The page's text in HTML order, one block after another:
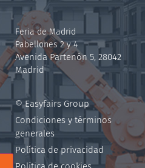
Feria de Madrid
Pabellones 2 y 4
Avenida Partenón 5, 28042
Madrid
© Easyfairs Group
Condiciones y términos
generales
Política de privacidad